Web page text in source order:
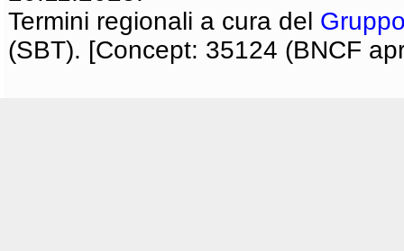
Termini regionali a cura del
(SBT). [Concept: 35124 (BNCF